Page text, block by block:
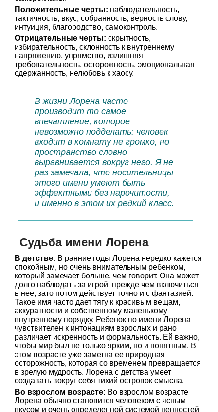
Положительные черты: наблюдательность,
тактичность, вкус, собранность, верность слову,
интуиция, благородство, самоконтроль.
Отрицательные черты: скрытность,
избирательность, склонность к внутреннему
напряжению, упрямство, излишняя
требовательность, осторожность, эмоциональная
сдержанность, нелюбовь к хаосу.
В жизни Лорена часто
производит то самое
впечатление, которое
невозможно подделать: человек
входит в комнату не громко, но
пространство словно
выравнивается вокруг него. Я не
раз замечала, что носительницы
этого имени умеют быть
эффектными без нарочитости,
и именно в этом их редкий класс.
Судьба имени Лорена
В детстве: В ранние годы Лорена нередко кажется
спокойным, но очень внимательным ребенком,
который замечает больше, чем говорит. Она может
долго наблюдать за игрой, прежде чем включиться
в нее, зато потом действует точно и с фантазией.
Такое имя часто дает тягу к красивым вещам,
аккуратности и собственному маленькому
внутреннему порядку. Ребенок по имени Лорена
чувствителен к интонациям взрослых и рано
различает искренность и формальность. Ей важно,
чтобы мир был не только ярким, но и понятным. В
этом возрасте уже заметна ее природная
осторожность, которая со временем превращается
в зрелую мудрость. Лорена с детства умеет
создавать вокруг себя тихий островок смысла.
Во взрослом возрасте: Во взрослом возрасте
Лорена обычно становится человеком с ясным
вкусом и очень определенной системой ценностей.